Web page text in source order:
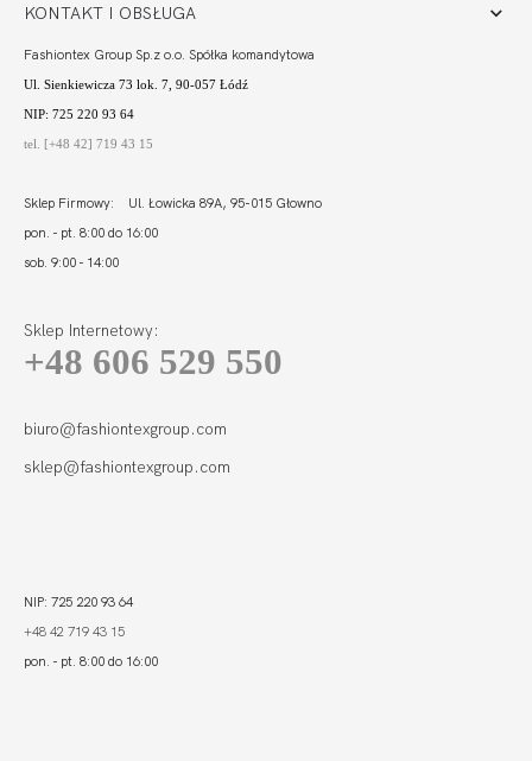
FORTUNA
KONTAKT I OBSŁUGA
Fashiontex Group Sp.z o.o. Spółka komandytowa
Ul. Sienkiewicza 73 lok. 7, 90-057 Łódź
NIP: 725 220 93 64
tel. [+48 42] 719 43 15
Sklep Firmowy: Ul. Łowicka 89A, 95-015 Głowno
pon. - pt. 8:00 do 16:00
sob. 9:00 - 14:00
Sklep Internetowy:
+48 606 529 550
biuro@fashiontexgroup.com
sklep@fashiontexgroup.com
NIP: 725 220 93 64
+48 42 719 43 15
pon. - pt. 8:00 do 16:00